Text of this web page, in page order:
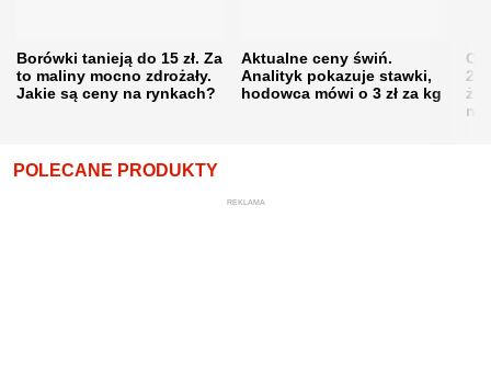
Borówki tanieją do 15 zł. Za
to maliny mocno zdrożały.
Jakie są ceny na rynkach?
Aktualne ceny świń.
Analityk pokazuje stawki,
hodowca mówi o 3 zł za kg
POLECANE PRODUKTY
REKLAMA